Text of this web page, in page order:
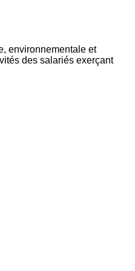
environnementale et
des salariés exerçant